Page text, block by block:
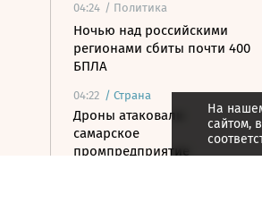
04:24 / Политика
Ночью над российскими
регионами сбиты почти 400
БПЛА
04:22 / Страна
Дроны атаковали
самарское
промпредприятие
На
сайтом,